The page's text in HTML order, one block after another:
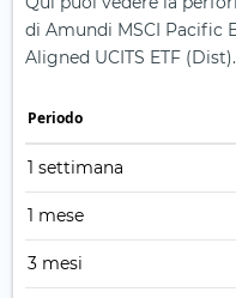
di Amundi MSCI Pacific
Aligned UCITS ETF (Dist).
Periodo
1 settimana
1 mese
3 mesi